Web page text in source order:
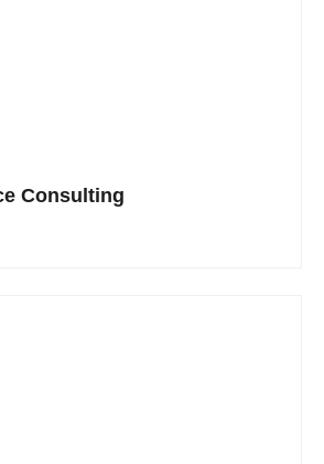
Consulting